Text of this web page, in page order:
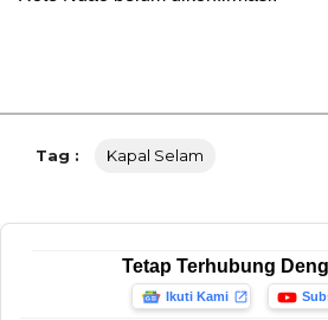
Tag : Kapal Selam
Tetap Terhubung
Ikuti Kami